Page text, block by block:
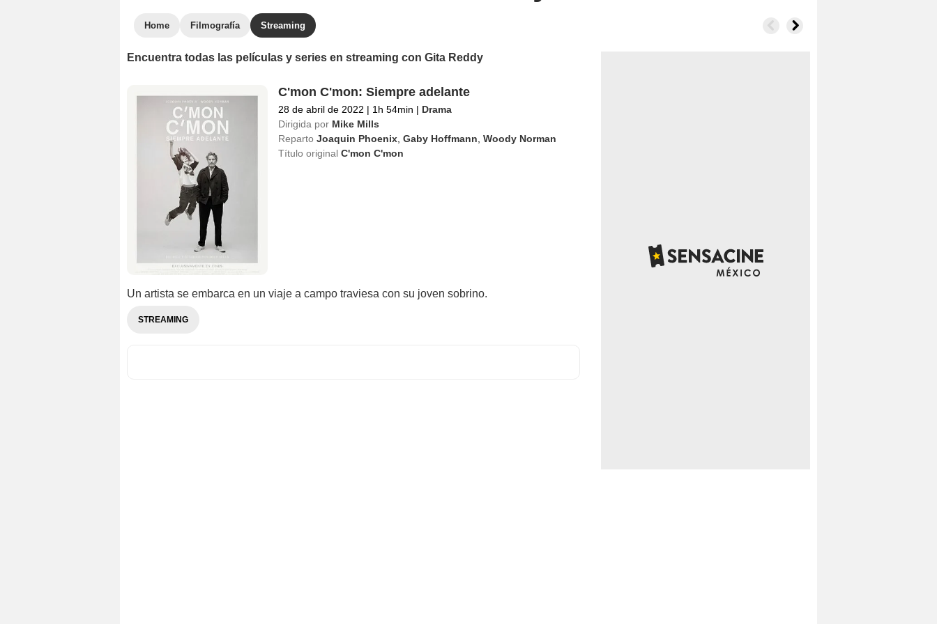
Home Filmografía Streaming
Encuentra todas las películas y series en streaming con Gita Reddy
C'mon C'mon: Siempre adelante
28 de abril de 2022 | 1h 54min | Drama
Dirigida por Mike Mills
Reparto Joaquin Phoenix, Gaby Hoffmann Woody Norman
Título original C'mon C'mon
Un artista se embarca en un viaje a campo traviesa con su joven sobrino.
STREAMING